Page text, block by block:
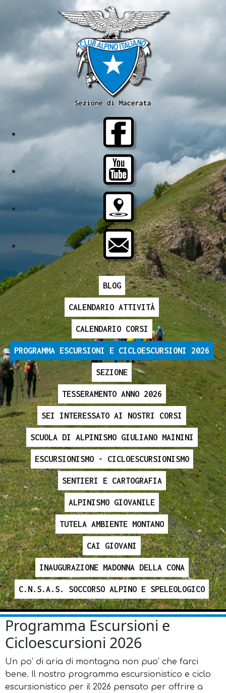
BLOG
CALENDARIO ATTIVITÀ
CALENDARIO CORSI
PROGRAMMA ESCURSIONI E CICLOESCURSIONI 2026
SEZIONE
TESSERAMENTO ANNO 2026
SEI INTERESSATO AI NOSTRI CORSI
SCUOLA DI ALPINISMO GIULIANO MAININI
ESCURSIONISMO - CICLOESCURSIONISMO
SENTIERI E CARTOGRAFIA
ALPINISMO GIOVANILE
TUTELA AMBIENTE MONTANO
CAI GIOVANI
INAUGURAZIONE MADONNA DELLA CONA
C.N.S.A.S. SOCCORSO ALPINO E SPELEOLOGICO
Programma Escursioni e
Cicloescursioni 2026
Un po’ di aria di montagna non puo’ che farci
bene. Il nostro programma escursionistico e ciclo
escursionistico per il 2026 pensato per offrire a